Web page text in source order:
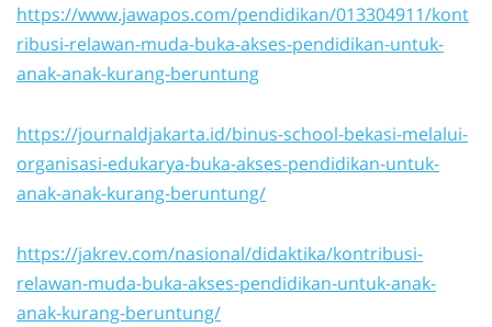
https://www.jawapos.com/pendidikan/013304911/kont
ribusi-relawan-muda-buka-akses-pendidikan-untuk-
anak-anak-kurang-beruntung
https://journaldjakarta.id/binus-school-bekasi-melalui-
organisasi-edukarya-buka-akses-pendidikan-untuk-
anak-anak-kurang-beruntung/
https://jakrev.com/nasional/didaktika/kontribusi-
relawan-muda-buka-akses-pendidikan-untuk-anak-
anak-kurang-beruntung/